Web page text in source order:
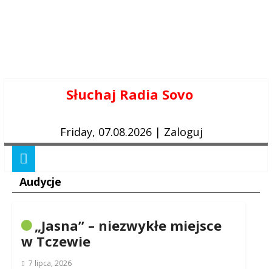
Słuchaj Radia Sovo
Friday, 07.08.2026 | Zaloguj
Audycje
„Jasna” – niezwykłe miejsce
w Tczewie
7 lipca, 2026